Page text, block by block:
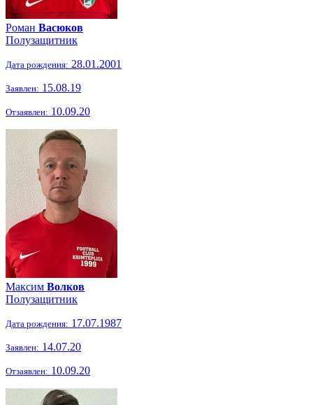
Роман Васюков
Полузащитник
Дата рождения: 28.01.2001
Заявлен: 15.08.19
Отзаявлен: 10.09.20
Максим Волков
Полузащитник
Дата рождения: 17.07.1987
Заявлен: 14.07.20
Отзаявлен: 10.09.20